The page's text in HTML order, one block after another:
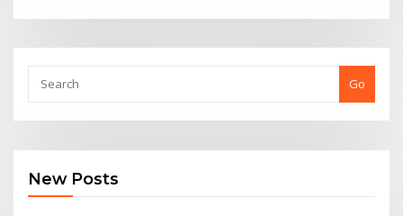
Go
New Posts